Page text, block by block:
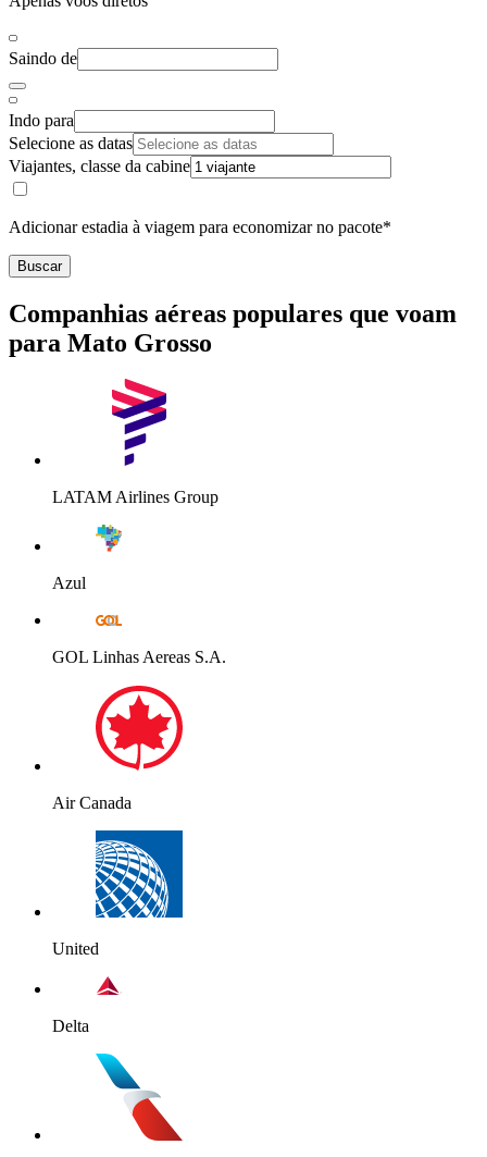
Saindo de
Indo para
Selecione as datas
Viajantes, classe da cabine
Adicionar estadia à viagem para economizar no pacote*
Buscar
Companhias aéreas populares que voam
para Mato Grosso
LATAM Airlines Group
Azul
GOL Linhas Aereas S.A.
Air Canada
United
Delta